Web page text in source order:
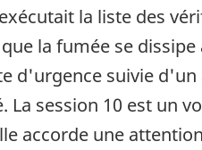
la liste des
la fumée se
d'urgence suivie
La session 10 est un
accorde une